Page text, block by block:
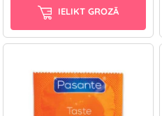
IELIKT GROZĀ